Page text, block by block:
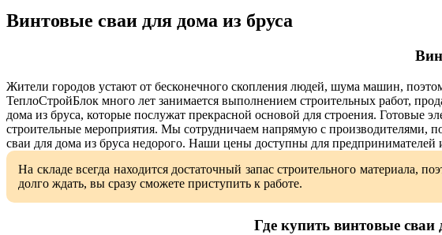
Винтовые сваи для дома из бруса
Жители городов устают от бесконечного скопления людей, шума машин,
ТеплоСтройБлок много лет занимается выполнением строительных работ,
дома из бруса, которые послужат прекрасной основой для строения. Готовые
строительные мероприятия. Мы сотрудничаем напрямую с производителями,
сваи для дома из бруса недорого. Наши цены доступны для предпринимателей
На складе всегда находится достаточный запас строительного материала,
долго ждать, вы сразу сможете приступить к работе.
Где купить винтовые сваи